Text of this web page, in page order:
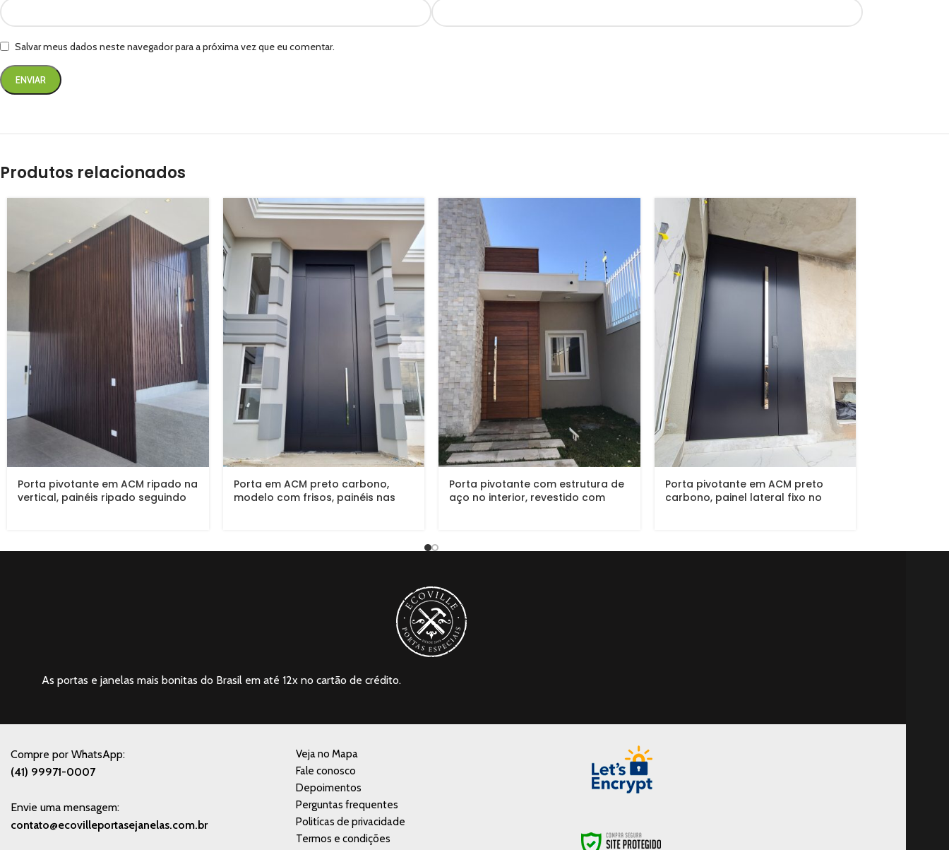
Salvar meus dados neste navegador para a próxima vez que eu comentar.
Produtos relacionados
Porta pivotante em ACM ripado na
vertical, painéis ripado seguindo
Porta em ACM preto carbono,
modelo com frisos, painéis nas
Porta pivotante com estrutura de
aço no interior, revestido com
Porta pivotante em ACM preto
carbono, painel lateral fixo no
vedação
As portas e janelas mais bonitas do Brasil em até 12x no cartão de crédito.
Compre por WhatsApp:
(41) 99971-0007
Envie uma mensagem:
contato@ecovilleportasejanelas.com.br
Veja no Mapa
Fale conosco
Depoimentos
Perguntas frequentes
Politícas de privacidade
Termos e condições